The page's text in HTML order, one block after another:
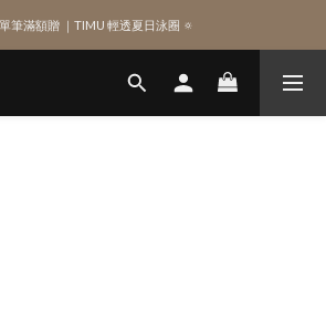
註冊新會員，獲得 $100 購物金
筆滿額贈 ｜TIMU 輕透夏日泳圈 🔅
註冊新會員，獲得 $100 購物金